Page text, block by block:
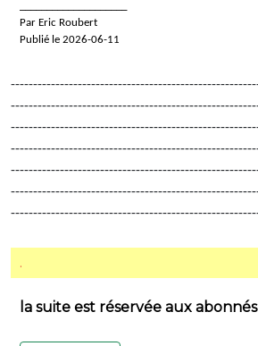
Par Eric Roubert
Publié le 2026-06-11
.
la suite est réservée aux abonnés